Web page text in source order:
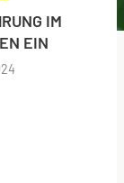
IM
EIN